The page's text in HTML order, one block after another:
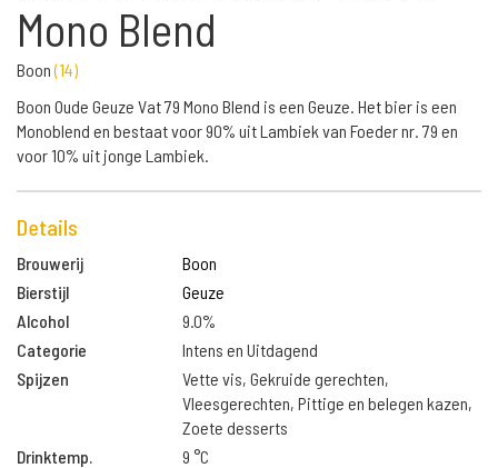
Mono Blend
Boon(14)
Boon Oude Geuze Vat 79 Mono Blend is een Geuze. Het bier is een
Monoblend en bestaat voor 90% uit Lambiek van Foeder nr. 79 en
voor 10% uit jonge Lambiek.
Details
Brouwerij
Boon
Bierstijl
Geuze
Alcohol
9.0%
Categorie
Intens en Uitdagend
Spijzen
Vette vis, Gekruide gerechten,
Vleesgerechten, Pittige en belegen kazen,
Zoete desserts
Drinktemp.
9 °C